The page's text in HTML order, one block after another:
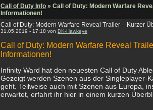
Call of Duty Info » Call of Duty: Modern Warfare
Informationen!
Call of Duty: Modern Warfare Reveal Trailer – Kurzer
31.05.2019 - 17:18 von DK-Hawkeye
Call of Duty: Modern Warfare Reveal
Informationen!
Infinity Ward hat den neuesten Call of Duty
Gezeigt werden Szenen aus der Singleplayer-
geht. Teilweise auch mit Szenen aus Europa,
erwartet, erfahrt ihr hier in einem kurzen